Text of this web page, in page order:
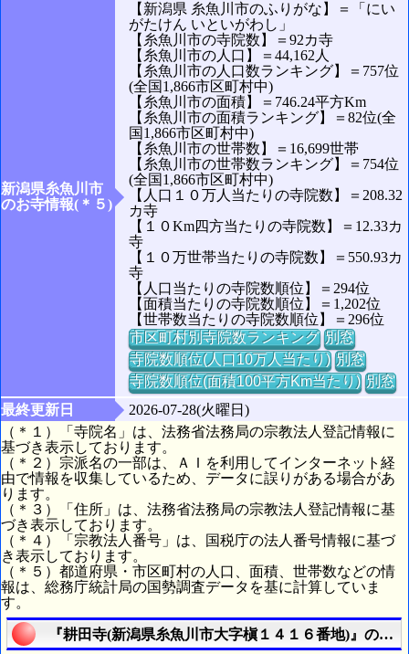
新潟県糸魚川市
のお寺情報(＊５)
【新潟県 糸魚川市のふりがな】＝「にい
がたけん いといがわし」
【糸魚川市の寺院数】＝92カ寺
【糸魚川市の人口】＝44,162人
【糸魚川市の人口数ランキング】＝757位
(全国1,866市区町村中)
【糸魚川市の面積】＝746.24平方Km
【糸魚川市の面積ランキング】＝82位(全
国1,866市区町村中)
【糸魚川市の世帯数】＝16,699世帯
【糸魚川市の世帯数ランキング】＝754位
(全国1,866市区町村中)
【人口１０万人当たりの寺院数】＝208.32
カ寺
【１０Km四方当たりの寺院数】＝12.33カ
寺
【１０万世帯当たりの寺院数】＝550.93カ
寺
【人口当たりの寺院数順位】＝294位
【面積当たりの寺院数順位】＝1,202位
【世帯数当たりの寺院数順位】＝296位
市区町村別寺院数ランキング 別窓
寺院数順位(人口10万人当たり) 別窓
寺院数順位(面積100平方Km当たり) 別窓
最終更新日
2026-07-28(火曜日)
（＊１）「寺院名」は、法務省法務局の宗教法人登記情報に
基づき表示しております。
（＊２）宗派名の一部は、ＡＩを利用してインターネット経
由で情報を収集しているため、データに誤りがある場合があ
ります。
（＊３）「住所」は、法務省法務局の宗教法人登記情報に基
づき表示しております。
（＊４）「宗教法人番号」は、国税庁の法人番号情報に基づ
き表示しております。
（＊５）都道府県・市区町村の人口、面積、世帯数などの情
報は、総務庁統計局の国勢調査データを基に計算していま
す。
『耕田寺(新潟県糸魚川市大字槇１４１６番地)』の航